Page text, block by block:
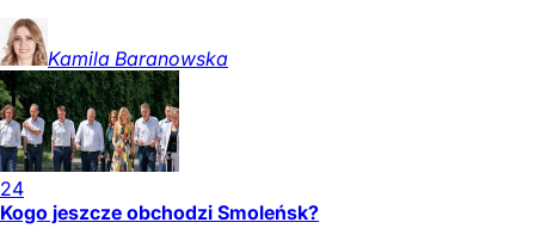
Kamila Baranowska
24
Kogo jeszcze obchodzi Smoleńsk?